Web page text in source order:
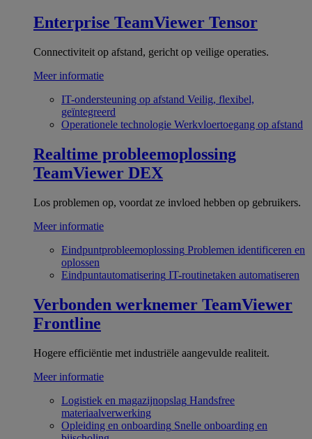
Enterprise TeamViewer Tensor
Connectiviteit op afstand, gericht op veilige operaties.
Meer informatie
IT-ondersteuning op afstand Veilig, flexibel,
geïntegreerd
Operationele technologie Werkvloertoegang op afstand
Realtime probleemoplossing
TeamViewer DEX
Los problemen op, voordat ze invloed hebben op gebruikers.
Meer informatie
Eindpuntprobleemoplossing Problemen identificeren en
oplossen
Eindpuntautomatisering IT-routinetaken automatiseren
Verbonden werknemer TeamViewer
Frontline
Hogere efficiëntie met industriële aangevulde realiteit.
Meer informatie
Logistiek en magazijnopslag Handsfree
materiaalverwerking
Opleiding en onboarding Snelle onboarding en